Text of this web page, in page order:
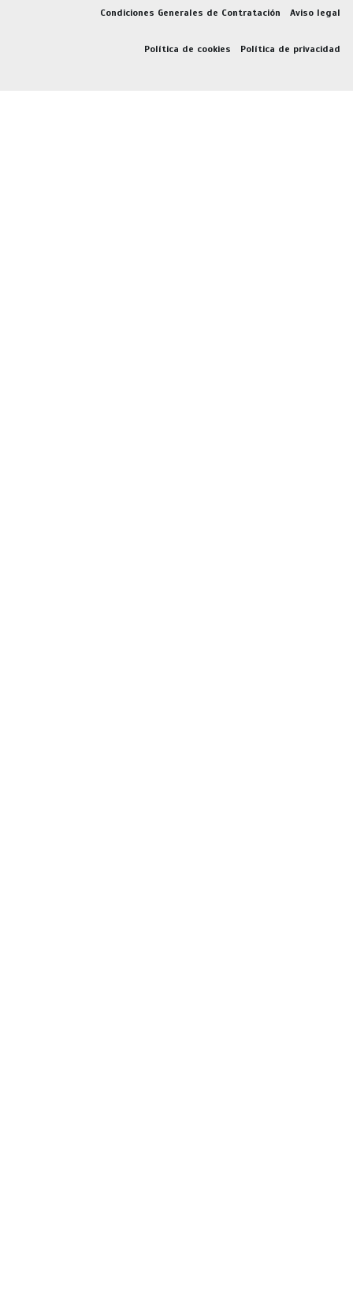
Condiciones Generales de Contratación Aviso legal
Política de cookies Política de privacidad